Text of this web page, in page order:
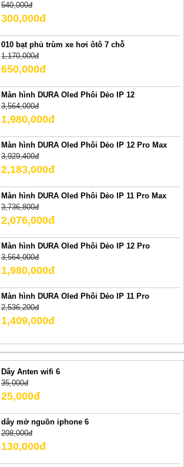
540,000đ
300,000đ
010 bạt phủ trùm xe hơi ôtô 7 chỗ
1,170,000đ
650,000đ
Màn hình DURA Oled Phôi Dẻo IP 12
3,564,000đ
1,980,000đ
Màn hình DURA Oled Phôi Dẻo IP 12 Pro Max
3,929,400đ
2,183,000đ
Màn hình DURA Oled Phôi Dẻo IP 11 Pro Max
3,736,800đ
2,076,000đ
Màn hình DURA Oled Phôi Dẻo IP 12 Pro
3,564,000đ
1,980,000đ
Màn hình DURA Oled Phôi Dẻo IP 11 Pro
2,536,200đ
1,409,000đ
Dây Anten wifi 6
35,000đ
25,000đ
dây mở nguồn iphone 6
208,000đ
130,000đ